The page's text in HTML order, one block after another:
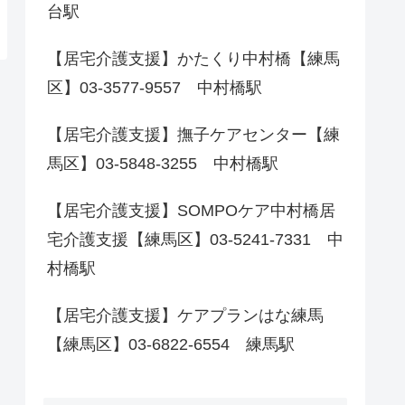
台駅
【居宅介護支援】かたくり中村橋【練馬
区】03-3577-9557 中村橋駅
【居宅介護支援】撫子ケアセンター【練
馬区】03-5848-3255 中村橋駅
【居宅介護支援】SOMPOケア中村橋居
宅介護支援【練馬区】03-5241-7331 中
村橋駅
【居宅介護支援】ケアプランはな練馬
【練馬区】03-6822-6554 練馬駅